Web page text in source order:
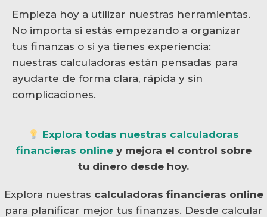
Empieza hoy a utilizar nuestras herramientas.
No importa si estás empezando a organizar
tus finanzas o si ya tienes experiencia:
nuestras calculadoras están pensadas para
ayudarte de forma clara, rápida y sin
complicaciones.
Explora todas nuestras calculadoras
financieras onliney mejora el control sobre
tu dinero desde hoy.
Explora nuestras calculadoras financieras online
para planificar mejor tus finanzas. Desde calcular